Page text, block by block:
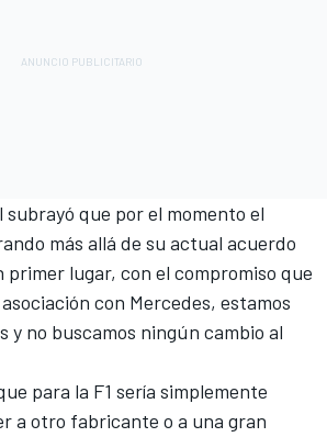
subrayó que por el momento el
más allá de su actual acuerdo
primer lugar, con el compromiso que
con Mercedes, estamos
y no buscamos ningún cambio al
para la F1 sería simplemente
a otro fabricante o a una gran